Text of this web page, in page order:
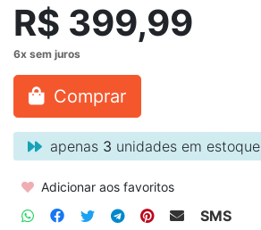
R$ 399,99
Comprar
apenas 3 unidades em estoque
Adicionar aos favoritos
SMS